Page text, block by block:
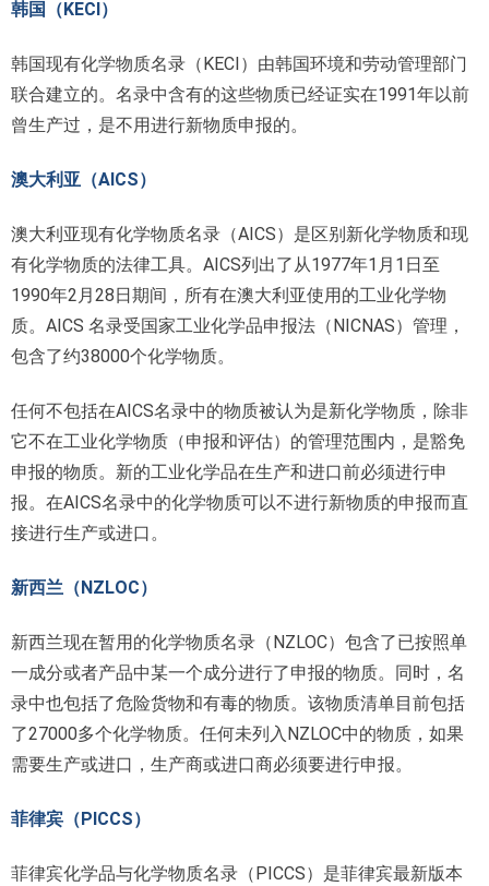
韩国（KECI）
韩国现有化学物质名录（KECI）由韩国环境和劳动管理部门
联合建立的。名录中含有的这些物质已经证实在1991年以前
曾生产过，是不用进行新物质申报的。
澳大利亚（AICS）
澳大利亚现有化学物质名录（AICS）是区别新化学物质和现
有化学物质的法律工具。AICS列出了从1977年1月1日至
1990年2月28日期间，所有在澳大利亚使用的工业化学物
质。AICS 名录受国家工业化学品申报法（NICNAS）管理，
包含了约38000个化学物质。
任何不包括在AICS名录中的物质被认为是新化学物质，除非
它不在工业化学物质（申报和评估）的管理范围内，是豁免
申报的物质。新的工业化学品在生产和进口前必须进行申
报。在AICS名录中的化学物质可以不进行新物质的申报而直
接进行生产或进口。
新西兰（NZLOC）
新西兰现在暂用的化学物质名录（NZLOC）包含了已按照单
一成分或者产品中某一个成分进行了申报的物质。同时，名
录中也包括了危险货物和有毒的物质。该物质清单目前包括
了27000多个化学物质。任何未列入NZLOC中的物质，如果
需要生产或进口，生产商或进口商必须要进行申报。
菲律宾（PICCS）
菲律宾化学品与化学物质名录（PICCS）是菲律宾最新版本